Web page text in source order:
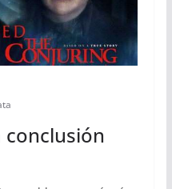
conclusión